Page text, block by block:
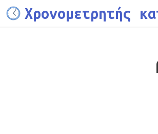
Χρονομετρητής